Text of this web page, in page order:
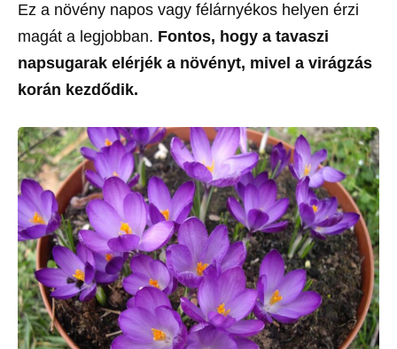
Ez a növény napos vagy félárnyékos helyen érzi
magát a legjobban. Fontos, hogy a tavaszi
napsugarak elérjék a növényt, mivel a virágzás
korán kezdődik.